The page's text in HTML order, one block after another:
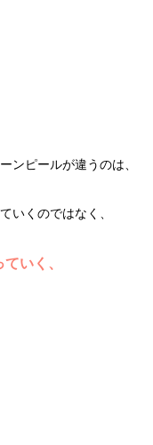
ンピールが違うのは、
いくのではなく、
いく、